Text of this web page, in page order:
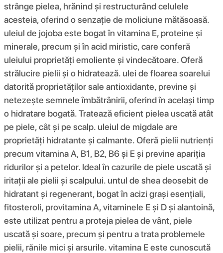
strânge pielea, hrănind și restructurând celulele
acesteia, oferind o senzație de moliciune mătăsoasă.
uleiul de jojoba este bogat în vitamina E, proteine ​​și
minerale, precum și în acid miristic, care conferă
uleiului proprietăți emoliente și vindecătoare. Oferă
strălucire pielii și o hidratează. ulei de floarea soarelui
datorită proprietăților sale antioxidante, previne și
netezește semnele îmbătrânirii, oferind în același timp
o hidratare bogată. Tratează eficient pielea uscată atât
pe piele, cât și pe scalp. uleiul de migdale are
proprietăți hidratante și calmante. Oferă pielii nutrienți
precum vitamina A, B1, B2, B6 și E și previne apariția
ridurilor și a petelor. Ideal în cazurile de piele uscată și
iritații ale pielii și scalpului. untul de shea deosebit de
hidratant și regenerant, bogat în acizi grași esențiali,
fitosteroli, provitamina A, vitaminele E și D și alantoină,
este utilizat pentru a proteja pielea de vânt, piele
uscată și soare, precum și pentru a trata problemele
pielii, rănile mici și arsurile. vitamina E este cunoscută